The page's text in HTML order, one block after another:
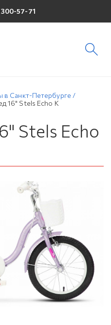
57-71
в Санкт-Петербурге /
16" Stels Echo K
Stels Echo